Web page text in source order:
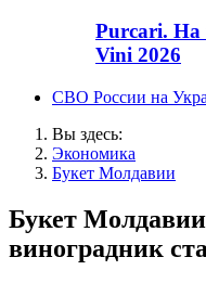
Purcari. На
Vini 2026
СВО России на
Вы здесь:
Экономика
Букет Молдавии
Букет Молдавии
виноградник